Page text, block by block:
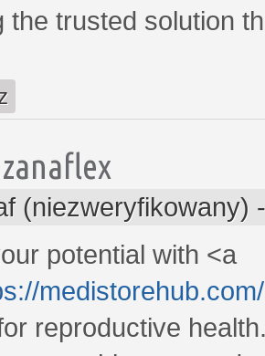
the trusted solution
(niezweryfikowany)
potential with <a
reproductive